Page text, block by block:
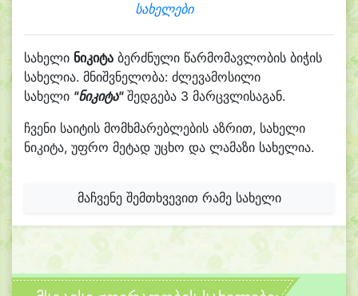
სახელები
სახელი ნიკიტა ბერძნული წარმომავლობის ბიჭის
სახელია. მნიშვნელობა: ძლევამოსილი
სახელი "ნიკიტა"შედგება 3 მარცვლისაგან.
ჩვენი საიტის მომხმარებლების აზრით, სახელი
ნიკიტა, უფრო მეტად უცხო და ლამაზი სახელია.
მაჩვენე შემთხვევით რამე სახელი